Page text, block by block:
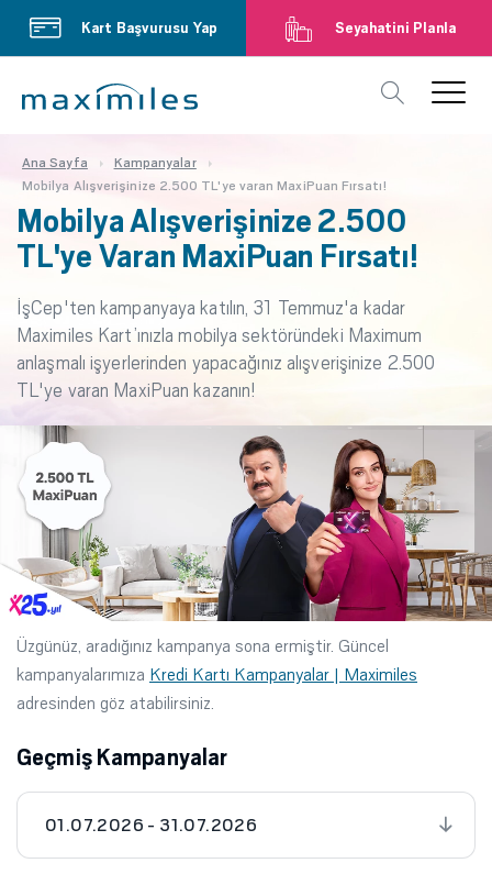
Kart Başvurusu Yap Seyahatini Planla
Ana Sayfa
Kampanyalar
Mobilya Alışverişinize 2.500 TL'ye varan MaxiPuan Fırsatı!
Mobilya Alışverişinize 2.500
TL'ye Varan MaxiPuan Fırsatı!
İşCep'ten kampanyaya katılın, 31 Temmuz'a kadar
Maximiles Kart’ınızla mobilya sektöründeki Maximum
anlaşmalı işyerlerinden yapacağınız alışverişinize 2.500
TL'ye varan MaxiPuan kazanın!
Üzgünüz, aradığınız kampanya sona ermiştir. Güncel
kampanyalarımıza Kredi Kartı Kampanyalar | Maximiles
adresinden göz atabilirsiniz.
Geçmiş Kampanyalar
01.07.2026 - 31.07.2026